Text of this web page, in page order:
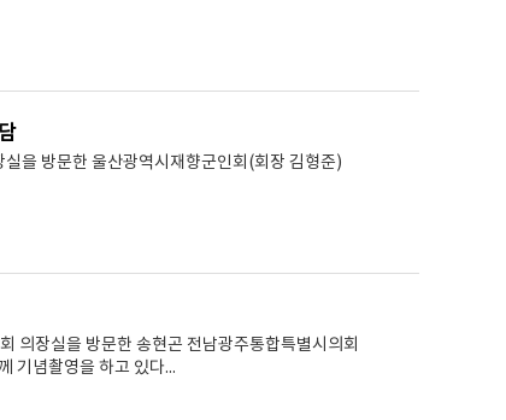
을 방문한 울산광역시재향군인회(회장 김형준)
의장실을 방문한 송현곤 전남광주통합특별시의회
기념촬영을 하고 있다...